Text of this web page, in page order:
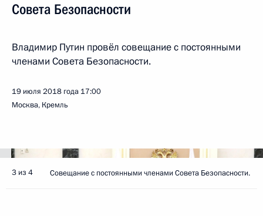
Совета Безопасности
Владимир Путин провёл совещание с постоянными
членами Совета Безопасности.
19 июля 2018 года 17:00
Москва, Кремль
3 из 4 Совещание с постоянными членами Совета Безопасности.